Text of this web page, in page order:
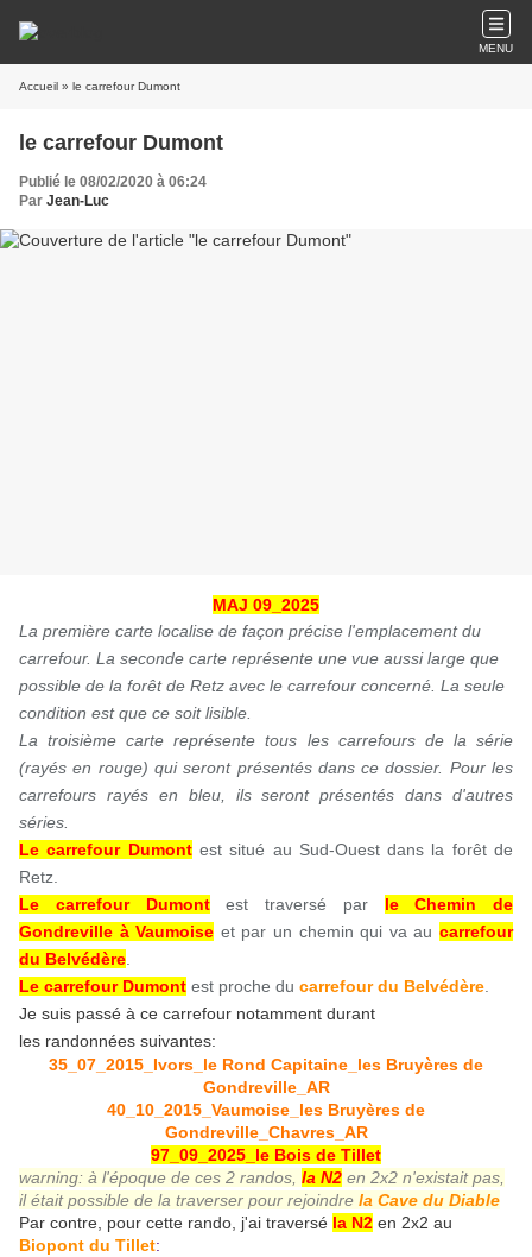
MENU
Accueil » le carrefour Dumont
le carrefour Dumont
Publié le 08/02/2020 à 06:24
Par Jean-Luc
MAJ 09_2025
La première carte localise de façon précise l'emplacement du
carrefour. La seconde carte représente une vue aussi large que
possible de la forêt de Retz avec le carrefour concerné. La seule
condition est que ce soit lisible.
La troisième carte représente tous les carrefours de la série
(rayés en rouge) qui seront présentés dans ce dossier. Pour les
carrefours rayés en bleu, ils seront présentés dans d'autres
séries.
Le carrefour Dumontest situé au Sud-Ouest dans la forêt de
Retz.
Le carrefour Dumontest traversé par le Chemin de
Gondreville à Vaumoise et par un chemin qui va aucarrefour
du Belvédère
Le carrefour Dumont est proche du carrefour du Belvédère
Je suis passé à ce carrefour notamment durant
les randonnées suivantes:
35_07_2015_Ivors_le Rond Capitaine_les Bruyères de
Gondreville_AR
40_10_2015_Vaumoise_les Bruyères de
Gondreville_Chavres_AR
97_09_2025_le Bois de Tillet
warning: à l'époque de ces 2 randos, la N2 en 2x2 n'existait pas,
il était possible de la traverser pour rejoindre la Cave du Diable
Par contre, pour cette rando, j'ai traversé la N2 en 2x2 au
Biopont du Tillet: